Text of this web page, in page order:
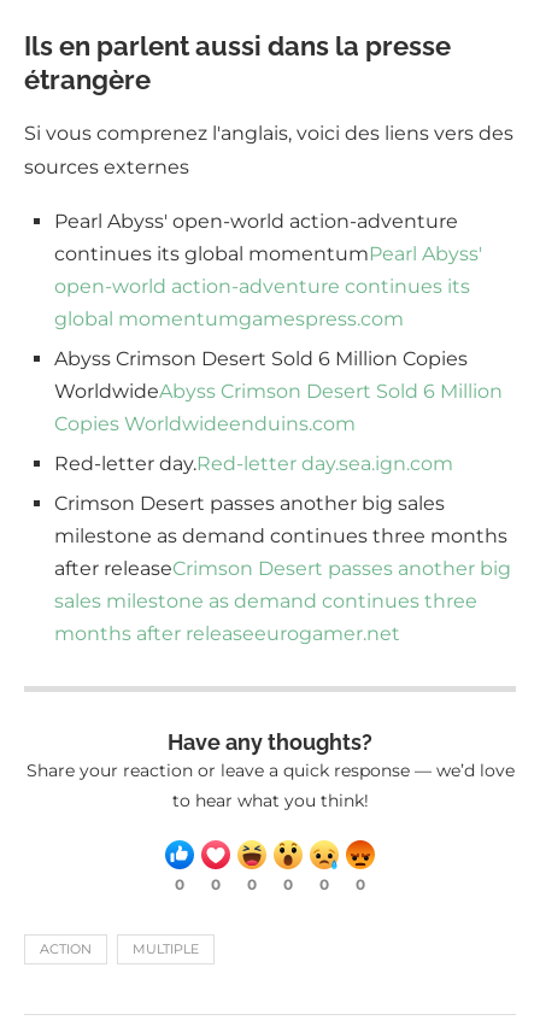
Ils en parlent aussi dans la presse
étrangère
Si vous comprenez l'anglais, voici des liens vers des
sources externes
Pearl Abyss' open-world action-adventure
continues its global momentumPearl Abyss'
open-world action-adventure continues its
global momentumgamespress.com
Abyss Crimson Desert Sold 6 Million Copies
WorldwideAbyss Crimson Desert Sold 6 Million
Copies Worldwideenduins.com
Red-letter day.Red-letter day.sea.ign.com
Crimson Desert passes another big sales
milestone as demand continues three months
after releaseCrimson Desert passes another big
sales milestone as demand continues three
months after releaseeurogamer.net
Have any thoughts?
Share your reaction or leave a quick response — we’d love
to hear what you think!
0 0 0 0 0 0
ACTION MULTIPLE